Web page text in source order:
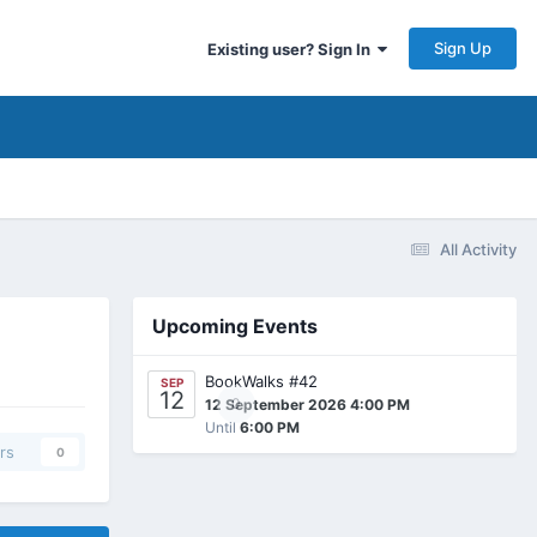
Existing user? Sign In Sign Up
All Activity
0
Upcoming Events
SEP
12 0
BookWalks #42
12 September 2026 4:00 PM
Until 6:00 PM